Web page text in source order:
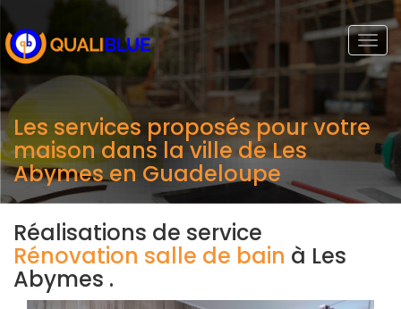
Les services proposés pour votre
maison dans la ville de Les
Abymes en Guadeloupe
Réalisations de service
Rénovation salle de bain à Les
Abymes .